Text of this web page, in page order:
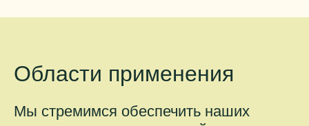
Области применения
Мы стремимся обеспечить наших